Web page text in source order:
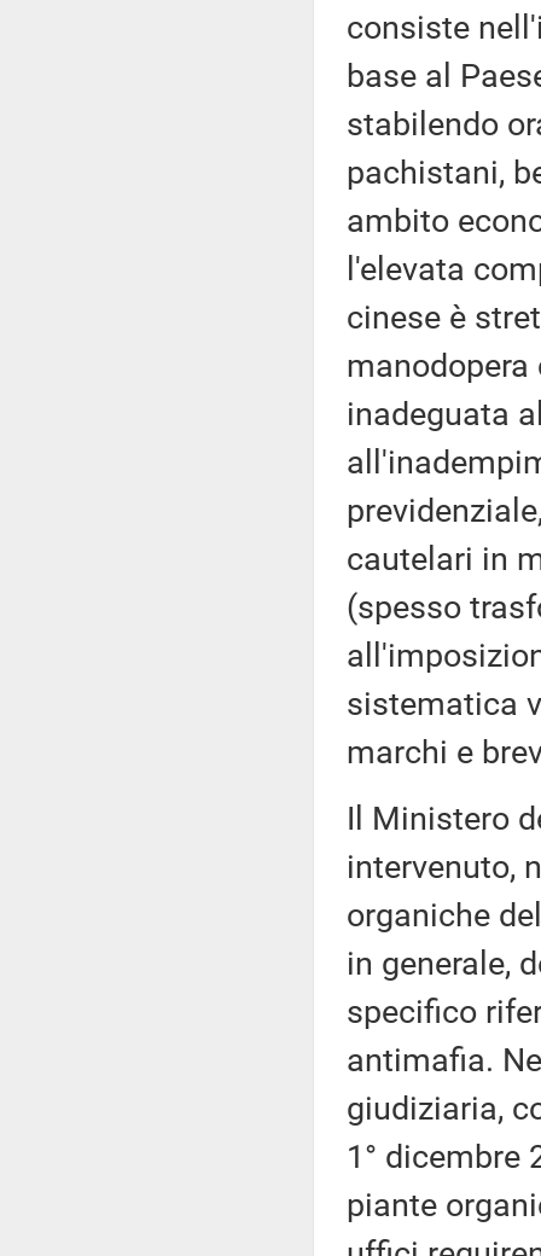
consiste
base al
stabilendo
pachistani,
ambito
l'elevata
cinese è
inadeguata
cautelari in
(spesso
sistematica
marchi e
Il Ministero
intervenuto,
organiche
in generale,
specifico
antimafia.
giudiziaria,
1° dicembre
piante